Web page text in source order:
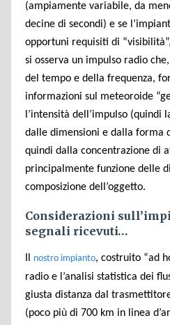
(ampiamente variabile, da
decine di secondi) e se
opportuni requisiti di
si osserva un impulso radio
del tempo e della frequenza,
informazioni sul meteoroide
l’intensità dell’impulso (quindi
dalle dimensioni e dalla forma
quindi dalla concentrazione di
principalmente funzione delle
composizione dell’oggetto.
Considerazioni
segnali ricevuti…
nostro impianto, costruito “ad
radio e l’analisi statistica dei
giusta distanza dal
(poco più di 700 km in linea